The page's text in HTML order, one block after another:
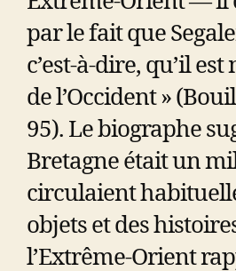
par le fait que
c’est-à-dire, qu’il est
de l’Occident »
95). Le biographe
Bretagne était un
circulaient
objets et des
l’Extrême-Orient